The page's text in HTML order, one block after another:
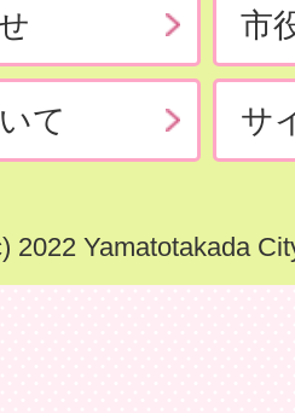
市
て サ
2022 Yamatotakada